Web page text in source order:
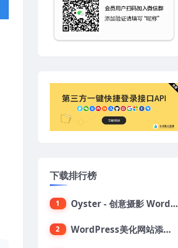
下载排行榜
1 Oyster - 创意摄影 WordPress 主题
2 WordPress美化网站添加鼠标点击烟花绽放效果代码